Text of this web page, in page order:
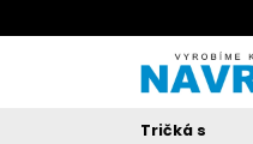
Tričká s